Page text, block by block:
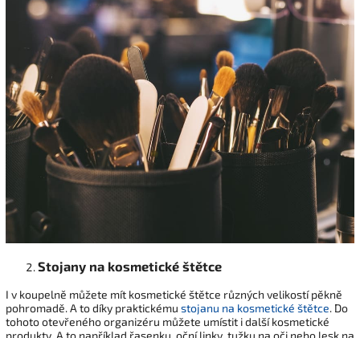
Stojany na kosmetické štětce
I v koupelně můžete mít kosmetické štětce různých velikostí pěkně
pohromadě. A to díky praktickému stojanu na kosmetické štětce. Do
tohoto otevřeného organizéru můžete umístit i další kosmetické
produkty. A to například řasenku, oční linky, tužku na oči nebo lesk na